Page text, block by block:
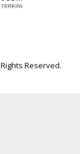
Reserved.